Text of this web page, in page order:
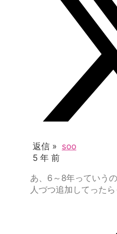
返信 » soo
5 年 前
あ、6～8年っていう
人づつ追加してったら